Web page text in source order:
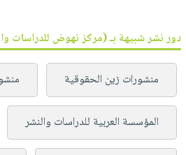
دور نشر شبيهة بـ (مركز نهوض للدراسات
منشورات زين الحقوقية
المؤسسة العربية للدراسات والنشر